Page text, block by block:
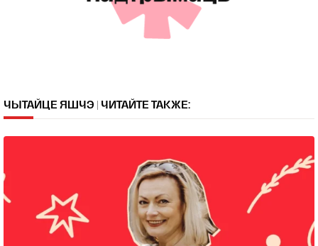
ЧЫТАЙЦЕ ЯШЧЭ | ЧИТАЙТЕ ТАКЖЕ: